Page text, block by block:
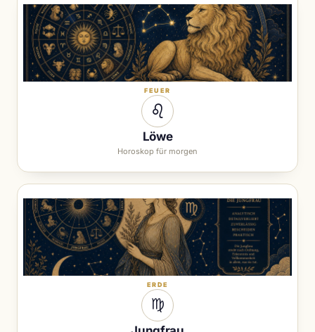
FEUER
♌︎
Löwe
Horoskop für morgen
ERDE
♍︎